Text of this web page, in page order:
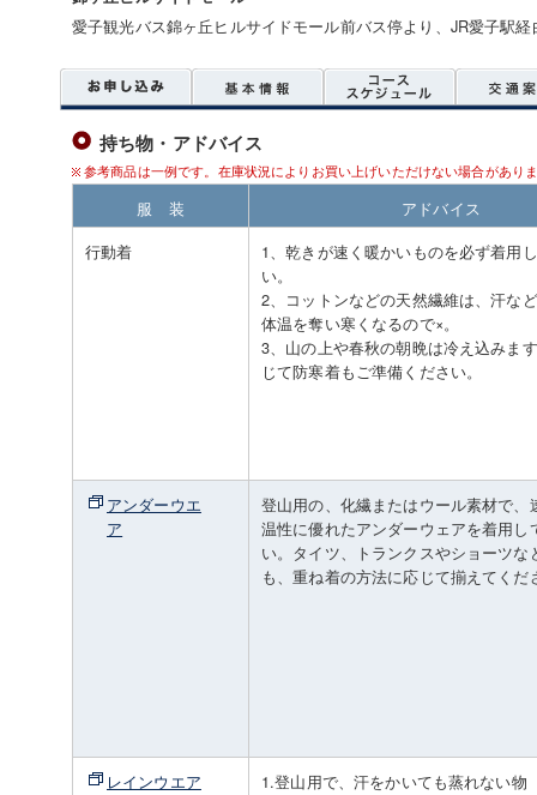
愛子観光バス錦ヶ丘ヒルサイドモール前バス停より、JR愛子駅
持ち物・アドバイス
参考商品は一例です。在庫状況によりお買い上げいただけない場合があり
服 装
アドバイス
行動着
1、乾きが速く暖かいものを必ず着用
い。
2、コットンなどの天然繊維は、汗な
体温を奪い寒くなるので×。
3、山の上や春秋の朝晩は冷え込みま
じて防寒着もご準備ください。
アンダーウエ
ア
登山用の、化繊またはウール素材で、
温性に優れたアンダーウェアを着用し
い。タイツ、トランクスやショーツな
も、重ね着の方法に応じて揃えてくだ
レインウエア
1.登山用で、汗をかいても蒸れない物